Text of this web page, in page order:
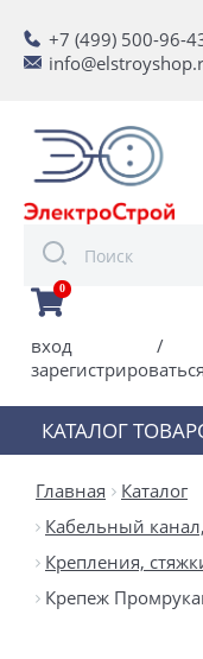
+7 (499) 500-96-
0
вход
/
зарегистрироваться
КАТАЛОГ
Главная
Каталог
Кабельный
Крепления,
Крепеж